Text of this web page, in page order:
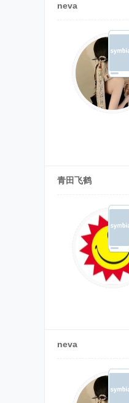
neva
青田飞鹤
neva